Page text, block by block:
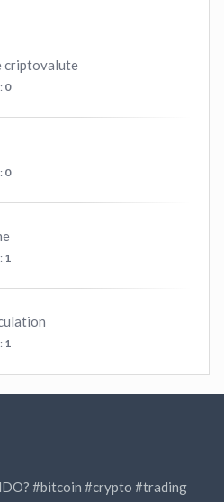
criptovalute
0
0
1
1
#bitcoin #crypto #trading